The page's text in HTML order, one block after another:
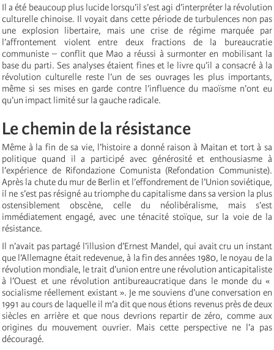
Il a été beaucoup plus lucide lorsqu’il s’est agi d’interpréter la révolution
culturelle chinoise. Il voyait dans cette période de turbulences non pas
une explosion libertaire, mais une crise de régime marquée par
l’affrontement violent entre deux fractions de la bureaucratie
communiste – conflit que Mao a réussi à surmonter en mobilisant la
base du parti. Ses analyses étaient fines et le livre qu’il a consacré à la
révolution culturelle reste l’un de ses ouvrages les plus importants,
même si ses mises en garde contre l’influence du maoïsme n’ont eu
qu’un impact limité sur la gauche radicale.
Le chemin de la résistance
Même à la fin de sa vie, l’histoire a donné raison à Maitan et tort à sa
politique quand il a participé avec générosité et enthousiasme à
l’expérience de Rifondazione Comunista (Refondation Communiste).
Après la chute du mur de Berlin et l’effondrement de l’Union soviétique,
il ne s’est pas résigné au triomphe du capitalisme dans sa version la plus
ostensiblement obscène, celle du néolibéralisme, mais s’est
immédiatement engagé, avec une ténacité stoïque, sur la voie de la
résistance.
Il n’avait pas partagé l’illusion d’Ernest Mandel, qui avait cru un instant
que l’Allemagne était redevenue, à la fin des années 1980, le noyau de la
révolution mondiale, le trait d’union entre une révolution anticapitaliste
à l’Ouest et une révolution antibureaucratique dans le monde du «
socialisme réellement existant ». Je me souviens d’une conversation en
1991 au cours de laquelle il m’a dit que nous étions revenus près de deux
siècles en arrière et que nous devrions repartir de zéro, comme aux
origines du mouvement ouvrier. Mais cette perspective ne l’a pas
découragé.